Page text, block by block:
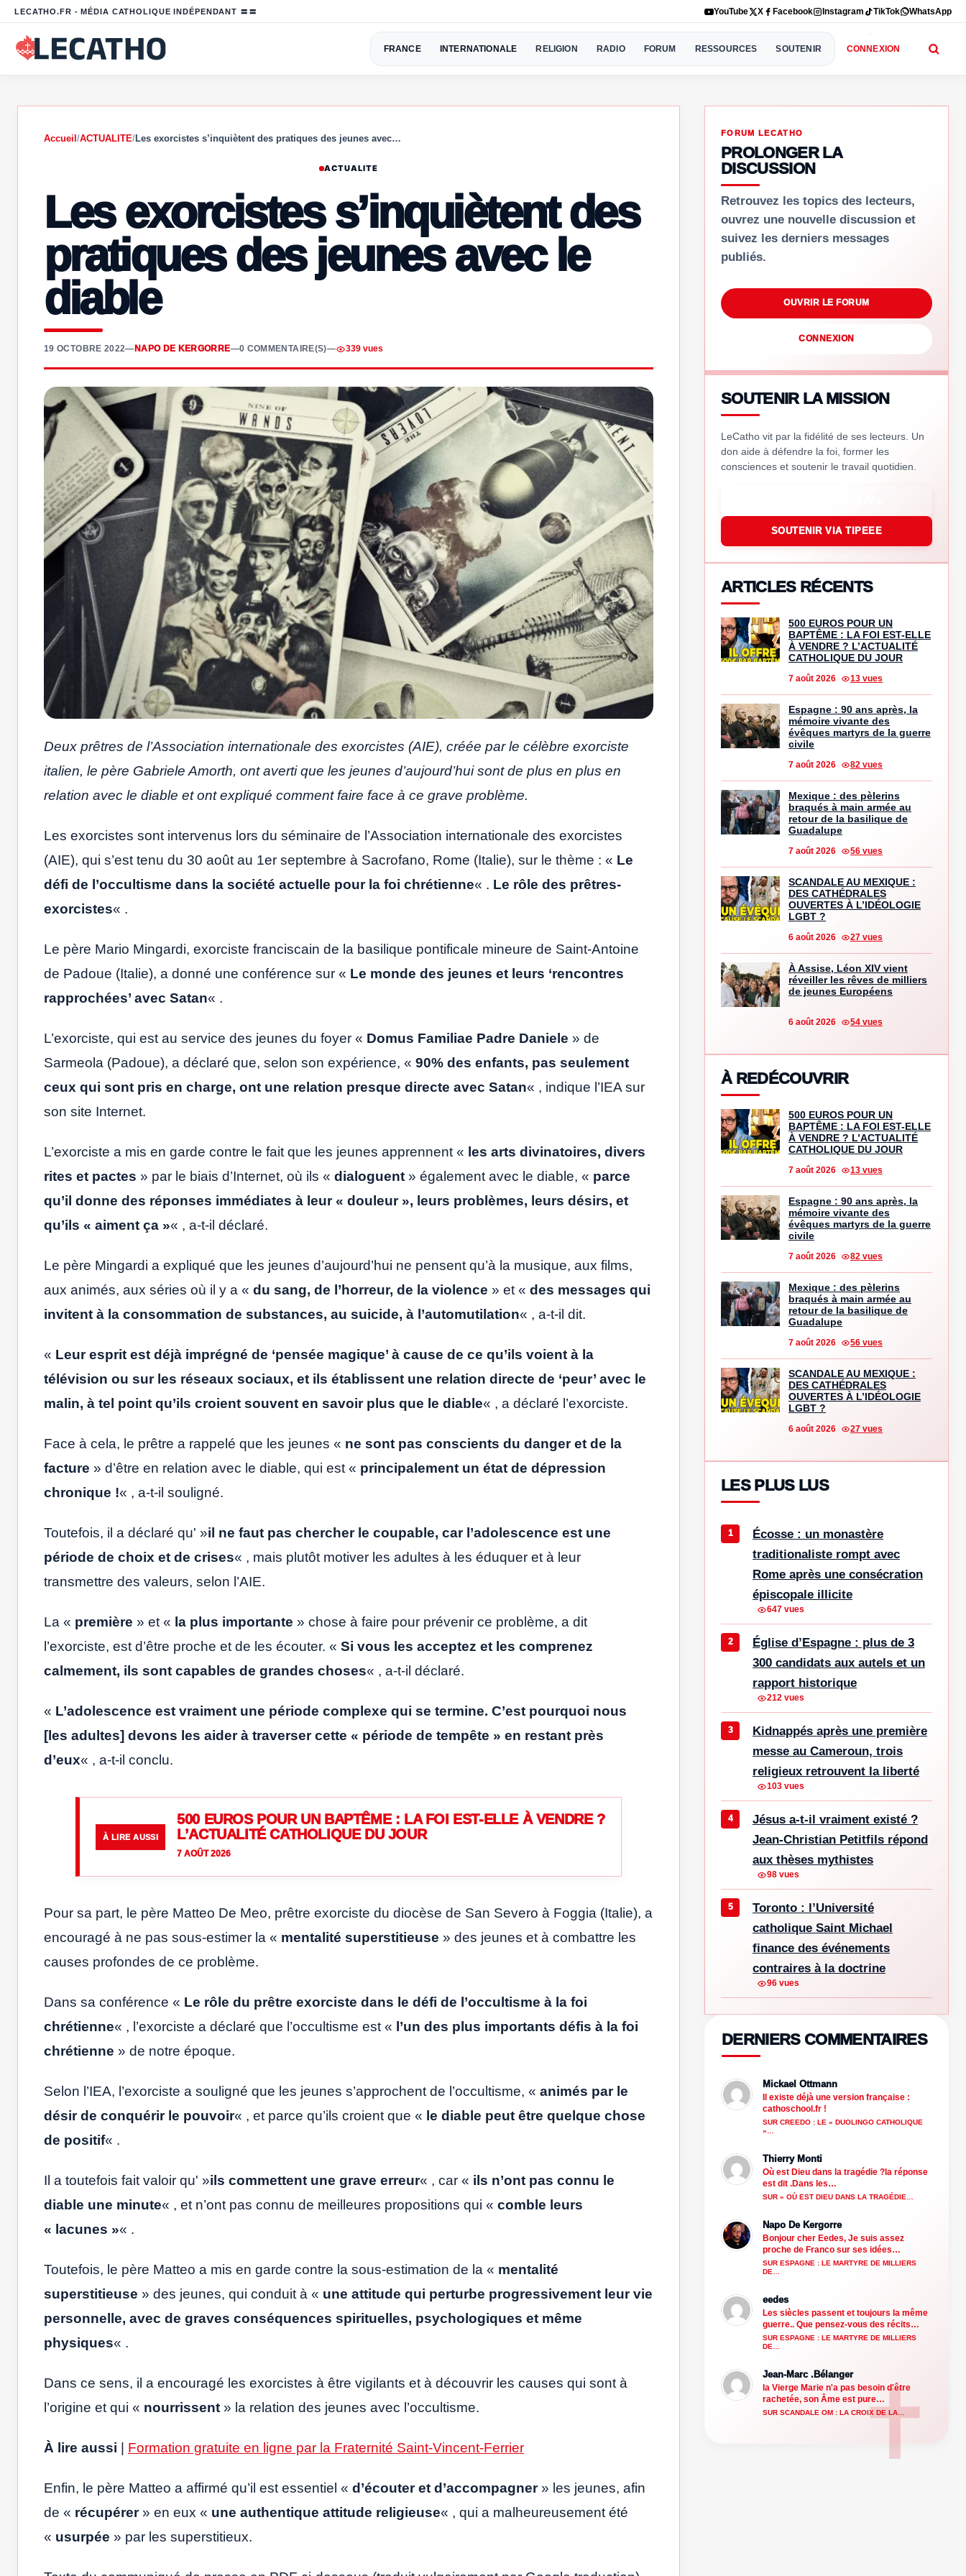
LECATHO.FR - MÉDIA CATHOLIQUE INDÉPENDANT 〓〓 YouTube X Facebook Instagram TikTok WhatsApp
FRANCE INTERNATIONALE RELIGION RADIO FORUM RESSOURCES SOUTENIR CONNEXION
Accueil /ACTUALITE/Les exorcistes s’inquiètent des pratiques des jeunes avec…
ACTUALITE
Les exorcistes s’inquiètent des
pratiques des jeunes avec le
diable
19 OCTOBRE 2022— NAPO DE KERGORRE—0 COMMENTAIRE(S)— 339 vues
Deux prêtres de l’Association internationale des exorcistes (AIE), créée par le célèbre exorciste
italien, le père Gabriele Amorth, ont averti que les jeunes d’aujourd’hui sont de plus en plus en
relation avec le diable et ont expliqué comment faire face à ce grave problème.
Les exorcistes sont intervenus lors du séminaire de l’Association internationale des exorcistes
(AIE), qui s’est tenu du 30 août au 1er septembre à Sacrofano, Rome (Italie), sur le thème : « Le
défi de l’occultisme dans la société actuelle pour la foi chrétienne« . Le rôle des prêtres-
exorcistes« .
Le père Mario Mingardi, exorciste franciscain de la basilique pontificale mineure de Saint-Antoine
de Padoue (Italie), a donné une conférence sur « Le monde des jeunes et leurs ‘rencontres
rapprochées’ avec Satan« .
L’exorciste, qui est au service des jeunes du foyer « Domus Familiae Padre Daniele » de
Sarmeola (Padoue), a déclaré que, selon son expérience, « 90% des enfants, pas seulement
ceux qui sont pris en charge, ont une relation presque directe avec Satan« , indique l’IEA sur
son site Internet.
L’exorciste a mis en garde contre le fait que les jeunes apprennent « les arts divinatoires, divers
rites et pactes » par le biais d’Internet, où ils « dialoguent » également avec le diable, « parce
qu’il donne des réponses immédiates à leur « douleur », leurs problèmes, leurs désirs, et
qu’ils « aiment ça »« , a-t-il déclaré.
Le père Mingardi a expliqué que les jeunes d’aujourd’hui ne pensent qu’à la musique, aux films,
aux animés, aux séries où il y a « du sang, de l’horreur, de la violence » et « des messages qui
invitent à la consommation de substances, au suicide, à l’automutilation« , a-t-il dit.
« Leur esprit est déjà imprégné de ‘pensée magique’ à cause de ce qu’ils voient à la
télévision ou sur les réseaux sociaux, et ils établissent une relation directe de ‘peur’ avec le
malin, à tel point qu’ils croient souvent en savoir plus que le diable« , a déclaré l’exorciste.
Face à cela, le prêtre a rappelé que les jeunes « ne sont pas conscients du danger et de la
facture » d’être en relation avec le diable, qui est « principalement un état de dépression
chronique !« , a-t-il souligné.
Toutefois, il a déclaré qu' »il ne faut pas chercher le coupable, car l’adolescence est une
période de choix et de crises« , mais plutôt motiver les adultes à les éduquer et à leur
transmettre des valeurs, selon l’AIE.
La « première » et « la plus importante » chose à faire pour prévenir ce problème, a dit
l’exorciste, est d’être proche et de les écouter. « Si vous les acceptez et les comprenez
calmement, ils sont capables de grandes choses« , a-t-il déclaré.
« L’adolescence est vraiment une période complexe qui se termine. C’est pourquoi nous
[les adultes] devons les aider à traverser cette « période de tempête » en restant près
d’eux« , a-t-il conclu.
À LIRE AUSSI
500 EUROS POUR UN BAPTÊME : LA FOI EST-ELLE À VENDRE ?
L’ACTUALITÉ CATHOLIQUE DU JOUR
7 AOÛT 2026
Pour sa part, le père Matteo De Meo, prêtre exorciste du diocèse de San Severo à Foggia (Italie), a
encouragé à ne pas sous-estimer la « mentalité superstitieuse » des jeunes et à combattre les
causes profondes de ce problème.
Dans sa conférence « Le rôle du prêtre exorciste dans le défi de l’occultisme à la foi
chrétienne« , l’exorciste a déclaré que l’occultisme est « l’un des plus importants défis à la foi
chrétienne » de notre époque.
Selon l’IEA, l’exorciste a souligné que les jeunes s’approchent de l’occultisme, « animés par le
désir de conquérir le pouvoir« , et parce qu’ils croient que « le diable peut être quelque chose
de positif« .
Il a toutefois fait valoir qu' »ils commettent une grave erreur« , car « ils n’ont pas connu le
diable une minute« , et n’ont pas connu de meilleures propositions qui « comble leurs
« lacunes »« .
Toutefois, le père Matteo a mis en garde contre la sous-estimation de la « mentalité
superstitieuse » des jeunes, qui conduit à « une attitude qui perturbe progressivement leur vie
personnelle, avec de graves conséquences spirituelles, psychologiques et même
physiques« .
Dans ce sens, il a encouragé les exorcistes à être vigilants et à découvrir les causes qui sont à
l’origine et qui « nourrissent » la relation des jeunes avec l’occultisme.
À lire aussi Formation gratuite en ligne par la Fraternité Saint-Vincent-Ferrier
Enfin, le père Matteo a affirmé qu’il est essentiel « d’écouter et d’accompagner» les jeunes, afin
de « récupérer» en eux « une authentique attitude religieuse« , qui a malheureusement été
« usurpée » par les superstitieux.
FORUM LECATHO
PROLONGER LA
DISCUSSION
Retrouvez les topics des lecteurs,
ouvrez une nouvelle discussion et
suivez les derniers messages
publiés.
OUVRIR LE FORUM
CONNEXION
SOUTENIR LA MISSION
LeCatho vit par la fidélité de ses lecteurs. Un
don aide à défendre la foi, former les
consciences et soutenir le travail quotidien.
SOUTENIR VIA TIPEEE
ARTICLES RÉCENTS
500 EUROS POUR UN
BAPTÊME : LA FOI EST-ELLE
À VENDRE ? L’ACTUALITÉ
CATHOLIQUE DU JOUR
7 août 2026 13 vues
Espagne : 90 ans après, la
mémoire vivante des
évêques martyrs de la guerre
civile
7 août 2026 82 vues
Mexique : des pèlerins
braqués à main armée au
retour de la basilique de
Guadalupe
7 août 2026 56 vues
SCANDALE AU MEXIQUE :
DES CATHÉDRALES
OUVERTES À L’IDÉOLOGIE
LGBT ?
6 août 2026 27 vues
À Assise, Léon XIV vient
réveiller les rêves de milliers
de jeunes Européens
6 août 2026 54 vues
À REDÉCOUVRIR
500 EUROS POUR UN
BAPTÊME : LA FOI EST-ELLE
À VENDRE ? L’ACTUALITÉ
CATHOLIQUE DU JOUR
7 août 2026 13 vues
Espagne : 90 ans après, la
mémoire vivante des
évêques martyrs de la guerre
civile
7 août 2026 82 vues
Mexique : des pèlerins
braqués à main armée au
retour de la basilique de
Guadalupe
7 août 2026 56 vues
SCANDALE AU MEXIQUE :
DES CATHÉDRALES
OUVERTES À L’IDÉOLOGIE
LGBT ?
6 août 2026 27 vues
LES PLUS LUS
Écosse : un monastère
traditionaliste rompt avec
Rome après une consécration
épiscopale illicite
647 vues
Église d’Espagne : plus de 3
300 candidats aux autels et un
rapport historique
212 vues
Kidnappés après une première
messe au Cameroun, trois
religieux retrouvent la liberté
103 vues
Jésus a-t-il vraiment existé ?
Jean-Christian Petitfils répond
aux thèses mythistes
98 vues
Toronto : l’Université
catholique Saint Michael
finance des événements
contraires à la doctrine
96 vues
DERNIERS COMMENTAIRES
Mickael Ottmann
Il existe déjà une version française :
cathoschool.fr !
SUR CREEDO : LE « DUOLINGO CATHOLIQUE
»…
Thierry Monti
Où est Dieu dans la tragédie ?la réponse
est dit .Dans les…
SUR « OÙ EST DIEU DANS LA TRAGÉDIE…
Napo De Kergorre
Bonjour cher Eedes, Je suis assez
proche de Franco sur ses idées…
SUR ESPAGNE : LE MARTYRE DE MILLIERS
DE…
eedes
Les siècles passent et toujours la même
guerre.. Que pensez-vous des récits…
SUR ESPAGNE : LE MARTYRE DE MILLIERS
DE…
Jean-Marc .Bélanger
la Vierge Marie n'a pas besoin d'être
rachetée, son Âme est pure…
SUR SCANDALE OM : LA CROIX DE LA…